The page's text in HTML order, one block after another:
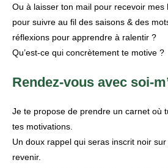
Ou à laisser ton mail pour recevoir mes
pour suivre au fil des saisons & des
réflexions pour apprendre à ralentir ?
Qu’est-ce qui concrètement te motive ?
Rendez-vous avec soi-
Je te propose de prendre un carnet où
tes motivations.
Un doux rappel qui seras inscrit noir
revenir.